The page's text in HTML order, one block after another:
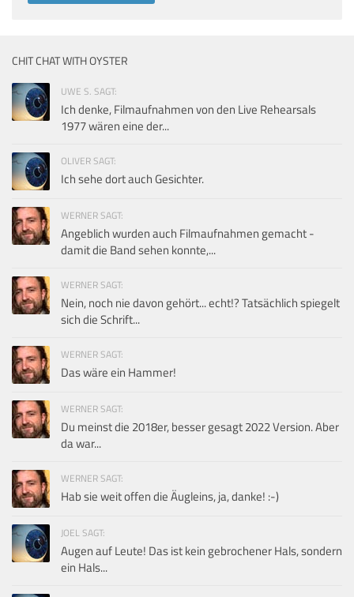
CHIT CHAT WITH OYSTER
UWE S. SAGT:
Ich denke, Filmaufnahmen von den Live Rehearsals
1977 wären eine der...
OLIVER SAGT:
Ich sehe dort auch Gesichter.
WERNER SAGT:
Angeblich wurden auch Filmaufnahmen gemacht -
damit die Band sehen konnte,...
WERNER SAGT:
Nein, noch nie davon gehört... echt!? Tatsächlich spiegelt
sich die Schrift...
WERNER SAGT:
Das wäre ein Hammer!
WERNER SAGT:
Du meinst die 2018er, besser gesagt 2022 Version. Aber
da war...
WERNER SAGT:
Hab sie weit offen die Äugleins, ja, danke! :-)
JOEL SAGT:
Augen auf Leute! Das ist kein gebrochener Hals, sondern
ein Hals...